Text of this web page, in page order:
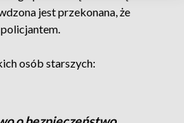
jest przekonana, że
osób starszych: